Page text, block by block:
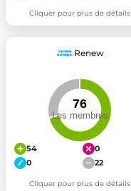
Cliquer pour plus de détails
Renew
54
0
0
22
Cliquer pour plus de détails